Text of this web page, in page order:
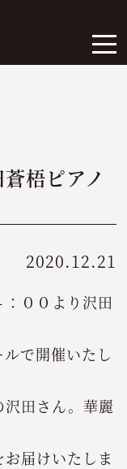
梧ピアノ
2020.12.21
００より沢田
で開催いたし
田さん。華麗
届けいたしま